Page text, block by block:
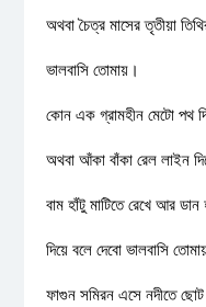
অথবা চৈত্র মাসের তৃতীয়া
ভালবাসি তোমায়।
কোন এক গ্রামহীন মেটো পথ
অথবা আঁকা বাঁকা রেল লাইন
বাম হাঁটু মাটিতে রেখে আর
দিয়ে বলে দেবো ভালবাসি
ফাগুন সমিরন এসে নদীতে